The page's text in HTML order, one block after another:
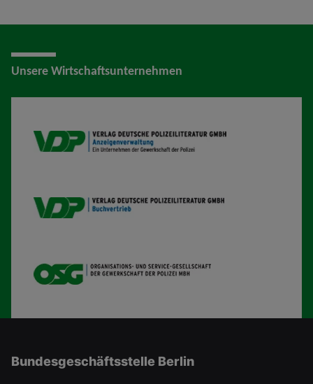
Unsere Wirtschaftsunternehmen
VDP AV
VDP B
OSG
Bundesgeschäftsstelle Berlin